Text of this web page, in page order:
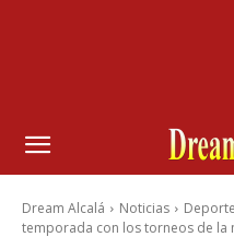
Dream Alcalá Noticias Deporte
temporada con los torneos de la